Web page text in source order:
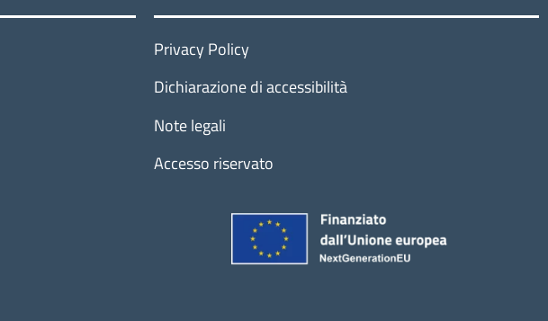
Privacy Policy
Dichiarazione di accessibilità
Note legali
Accesso riservato